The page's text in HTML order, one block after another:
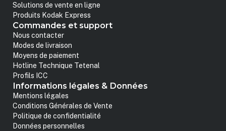
Solutions de vente en ligne
Produits Kodak Express
Commandes et support
Nous contacter
Modes de livraison
Moyens de paiement
Hotline Technique Tetenal
Profils ICC
Informations légales & Données
Mentions légales
Conditions Générales de Vente
Politique de confidentialité
Données personnelles